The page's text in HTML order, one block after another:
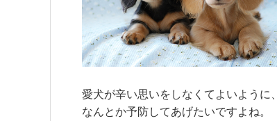
愛犬が辛い思いをしなくてよいように、
なんとか予防してあげたいですよね。